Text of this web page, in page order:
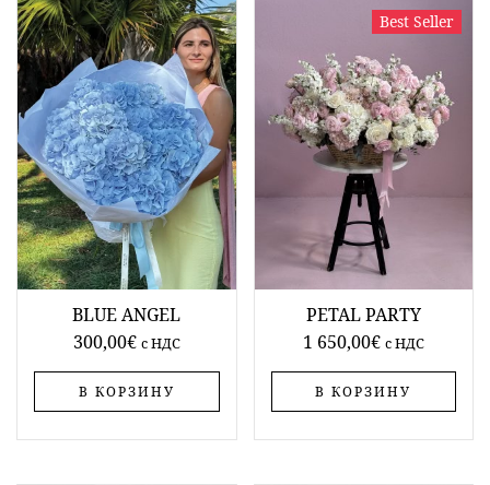
BLUE ANGEL
300,00€ c НДС
В КОРЗИНУ
Best Seller
PETAL PARTY
1 650,00€ c НДС
В КОРЗИНУ